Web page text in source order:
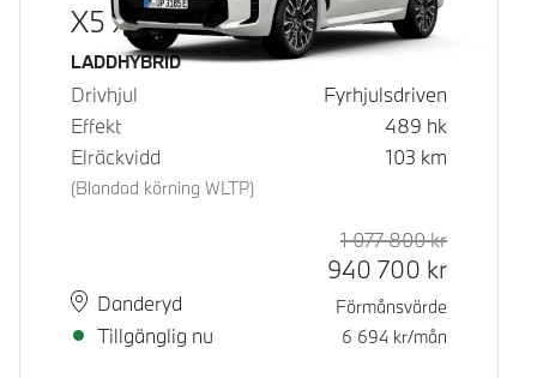
X5 xDrive50e
Bränsle
LADDHYBRID
Drivhjul
Fyrhjulsdriven
Effekt
489 hk
Elräckvidd
(Blandad körning WLTP)
103 km
PlatsDanderyd
Leveranstid
Tillgänglig nu
Rek. ord
1 077 800kr
940 700 kr
Förmånsvärde
6 694 kr/mån